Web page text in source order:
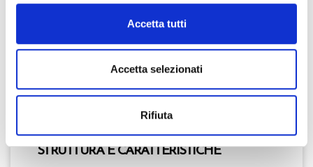
Accetta tutti
Accetta selezionati
Rifiuta
appropriato e coerente del percorso formativo
L’antologia presentauna struttura metodologica
insegnamento-apprendimento connessi ai
della nostra società.
STRUTTURA E CARATTERISTICHE